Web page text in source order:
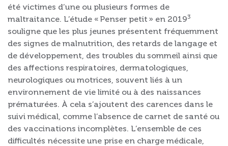
été victimes d’une ou plusieurs formes de
maltraitance. L’étude « Penser petit » en 20193
souligne que les plus jeunes présentent fréquemment
des signes de malnutrition, des retards de langage et
de développement, des troubles du sommeil ainsi que
des affections respiratoires, dermatologiques,
neurologiques ou motrices, souvent liés à un
environnement de vie limité ou à des naissances
prématurées. À cela s’ajoutent des carences dans le
suivi médical, comme l’absence de carnet de santé ou
des vaccinations incomplètes. L’ensemble de ces
difficultés nécessite une prise en charge médicale,